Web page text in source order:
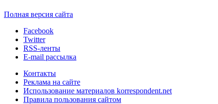
Полная версия сайта
Facebook
Twitter
RSS-ленты
E-mail рассылка
Контакты
Реклама на сайте
Использование материалов korrespondent.net
Правила пользования сайтом